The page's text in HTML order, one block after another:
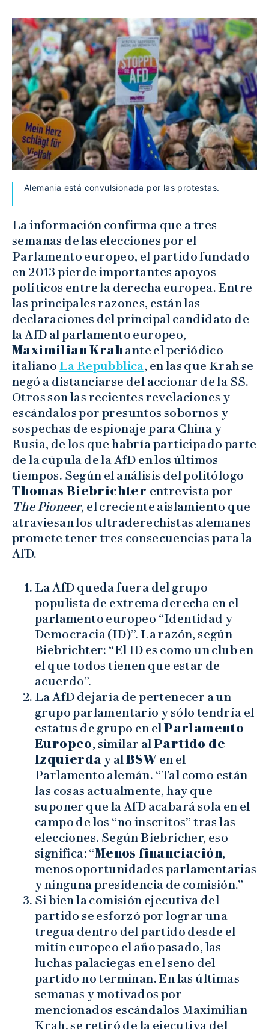
Alemania está convulsionada por las protestas.
La información confirma que a tres
semanas de las elecciones por el
Parlamento europeo, el partido fundado
en 2013 pierde importantes apoyos
políticos entre la derecha europea. Entre
las principales razones, están las
declaraciones del principal candidato de
la AfD al parlamento europeo,
Maximilian Krahante el periódico
italiano La Repubblica, en las que Krah se
negó a distanciarse del accionar de la SS.
Otros son las recientes revelaciones y
escándalos por presuntos sobornos y
sospechas de espionaje para China y
Rusia, de los que habría participado parte
de la cúpula de la AfD en los últimos
tiempos. Según el análisis del politólogo
Thomas Biebrichter entrevista por
The Pioneer, el creciente aislamiento que
atraviesan los ultraderechistas alemanes
promete tener tres consecuencias para la
AfD.
La AfD queda fuera del grupo
populista de extrema derecha en el
parlamento europeo “Identidad y
Democracia (ID)”. La razón, según
Biebrichter: “El ID es como un club en
el que todos tienen que estar de
acuerdo”.
La AfD dejaría de pertenecer a un
grupo parlamentario y sólo tendría el
estatus de grupo en elParlamento
Europeo, similar alPartido de
Izquierda y alBSW en el
Parlamento alemán. “Tal como están
las cosas actualmente, hay que
suponer que la AfD acabará sola en el
campo de los “no inscritos” tras las
elecciones. Según Biebricher, eso
significa: “Menos financiación,
menos oportunidades parlamentarias
y ninguna presidencia de comisión.”
Si bien la comisión ejecutiva del
partido se esforzó por lograr una
tregua dentro del partido desde el
mitín europeo el año pasado, las
luchas palaciegas en el seno del
partido no terminan. En las últimas
semanas y motivados por
mencionados escándalos Maximilian
Krah, se retiró de la ejecutiva del